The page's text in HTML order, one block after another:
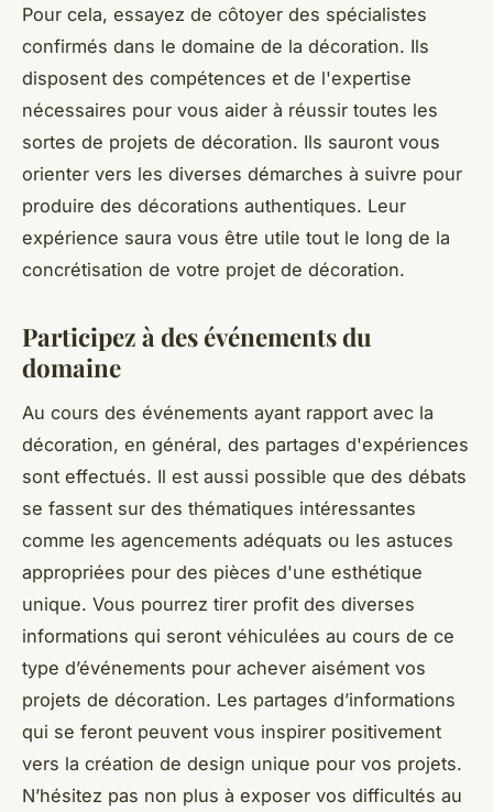
Pour cela, essayez de côtoyer des spécialistes
confirmés dans le domaine de la décoration. Ils
disposent des compétences et de l'expertise
nécessaires pour vous aider à réussir toutes les
sortes de projets de décoration. Ils sauront vous
orienter vers les diverses démarches à suivre pour
produire des décorations authentiques. Leur
expérience saura vous être utile tout le long de la
concrétisation de votre projet de décoration.
Participez à des événements du
domaine
Au cours des événements ayant rapport avec la
décoration, en général, des partages d'expériences
sont effectués. Il est aussi possible que des débats
se fassent sur des thématiques intéressantes
comme les agencements adéquats ou les astuces
appropriées pour des pièces d'une esthétique
unique. Vous pourrez tirer profit des diverses
informations qui seront véhiculées au cours de ce
type d’événements pour achever aisément vos
projets de décoration. Les partages d’informations
qui se feront peuvent vous inspirer positivement
vers la création de design unique pour vos projets.
N’hésitez pas non plus à exposer vos difficultés au